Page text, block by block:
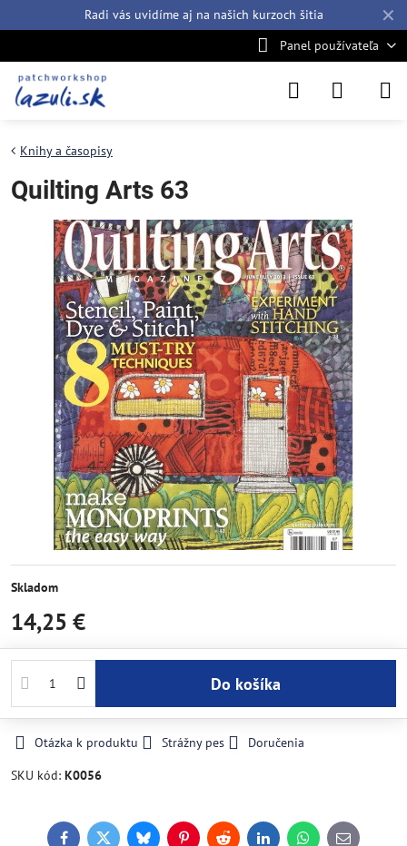
✕
Radi vás uvidíme aj na našich kurzoch šitia
Panel používateľa
Knihy a časopisy
Quilting Arts 63
Skladom
14,25 €
Do košíka
Otázka k produktu Strážny pes
Doručenia
SKU kód: K0056